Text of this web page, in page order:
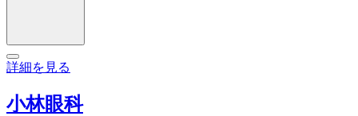
詳細を見る
小林眼科